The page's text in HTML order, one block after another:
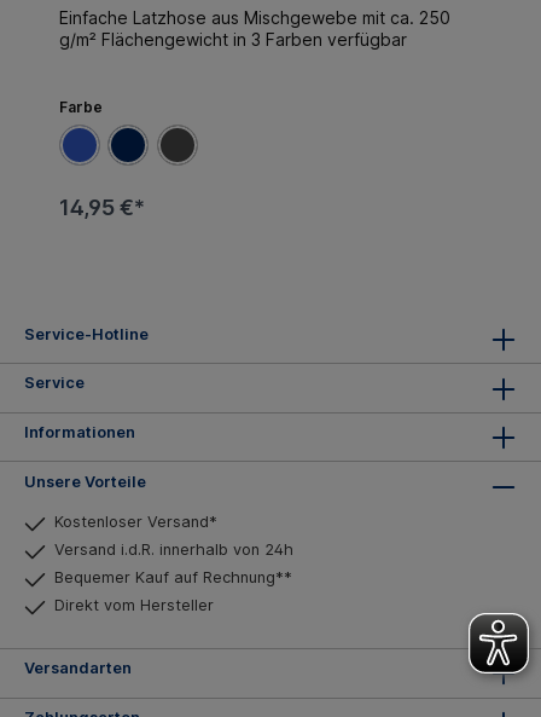
Einfache Latzhose aus Mischgewebe mit ca. 250
g/m² Flächengewicht in 3 Farben verfügbar
Farbe
14,95 €*
Service-Hotline
Service
Informationen
Unsere Vorteile
Kostenloser Versand*
Versand i.d.R. innerhalb von 24h
Bequemer Kauf auf Rechnung**
Direkt vom Hersteller
Versandarten